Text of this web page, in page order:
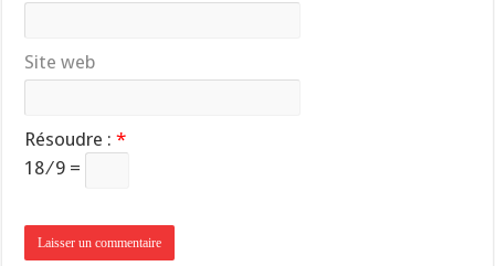
Site web
Résoudre :*
18 ⁄ 9 =